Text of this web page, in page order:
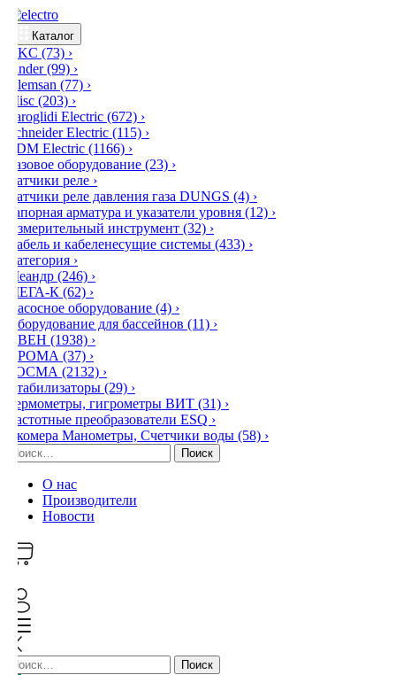
Каталог
DKC (73) ›
Finder(99) ›
Klemsan (77) ›
Misc (203) ›
Saroglidi Electric (672) ›
Schneider Electric (115) ›
TDM Electric (1166) ›
Газовое оборудование (23) ›
Датчики реле ›
Датчики реле давления газа DUNGS (4) ›
Запорная арматура и указатели уровня (12) ›
Измерительный инструмент (32) ›
Кабель и кабеленесущие системы (433) ›
Категория ›
Меандр (246) ›
МЕГА-К (62) ›
Насосное оборудование (4) ›
Оборудование для бассейнов (11) ›
ОВЕН (1938) ›
ПРОМА (37) ›
РОСМА (2132) ›
Стабилизаторы (29) ›
Термометры, гигрометры ВИТ (31) ›
Частотные преобразователи ESQ ›
Экомера Манометры, Счетчики воды (58) ›
Найти:
О нас
Производители
Новости
Найти: